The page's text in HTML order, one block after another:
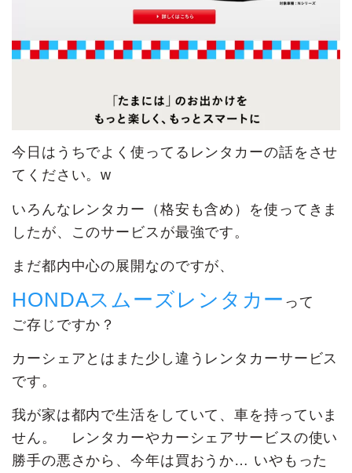
今日はうちでよく使ってるレンタカーの話をさせ
てください。w
いろんなレンタカー（格安も含め）を使ってきま
したが、このサービスが最強です。
まだ都内中心の展開なのですが、
HONDAスムーズレンタカー って
ご存じですか？
カーシェアとはまた少し違うレンタカーサービス
です。
我が家は都内で生活をしていて、車を持っていま
せん。 レンタカーやカーシェアサービスの使い
勝手の悪さから、今年は買おうか… いやもった